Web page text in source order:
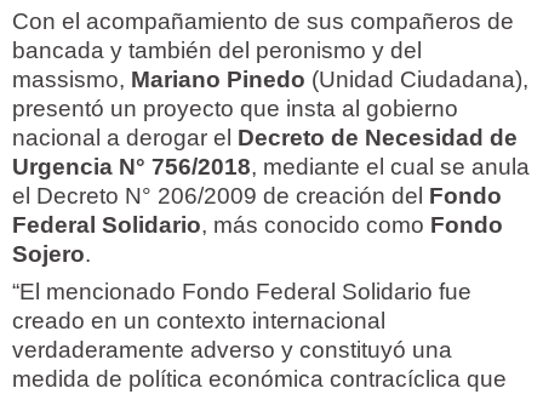
Con el acompañamiento de sus compañeros de
bancada y también del peronismo y del
massismo, Mariano Pinedo (Unidad Ciudadana),
presentó un proyecto que insta al gobierno
nacional a derogar el Decreto de Necesidad de
Urgencia N° 756/2018, mediante el cual se anula
el Decreto N° 206/2009 de creación del Fondo
Federal Solidario, más conocido como Fondo
Sojero.
“El mencionado Fondo Federal Solidario fue
creado en un contexto internacional
verdaderamente adverso y constituyó una
medida de política económica contracíclica que